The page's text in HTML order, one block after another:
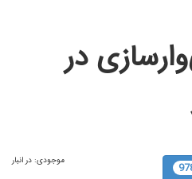
در
موجودی: در انبار